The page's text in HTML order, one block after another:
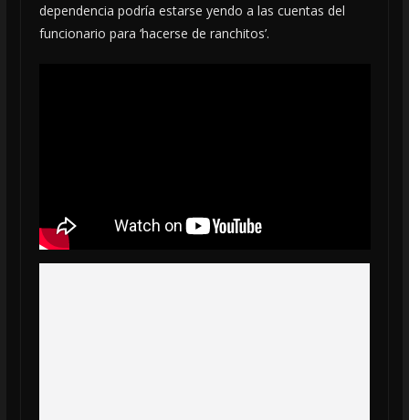
dependencia podría estarse yendo a las cuentas del
funcionario para ‘hacerse de ranchitos’.